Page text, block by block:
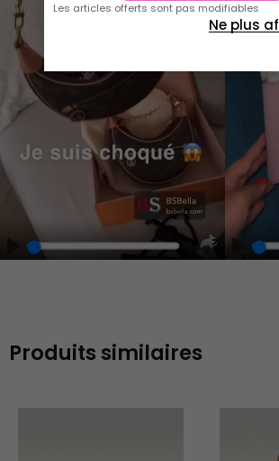
Play Unmute
Enter
Play
Produits similaires
Les articles offerts sont pas modifiables
Ne plus